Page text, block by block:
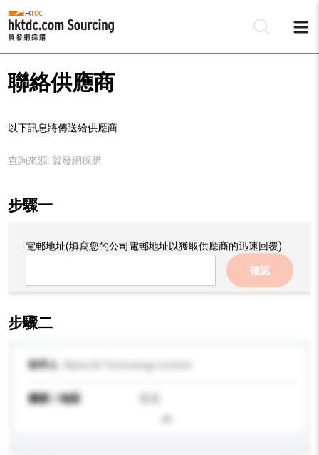
聯絡供應商
以下訊息將傳送給供應商:
查詢來源: 貿發網採購
步驟一
電郵地址(填寫您的公司電郵地址以獲取供應商的迅速回覆)
確認
步驟二
收件人
國家 / 地區